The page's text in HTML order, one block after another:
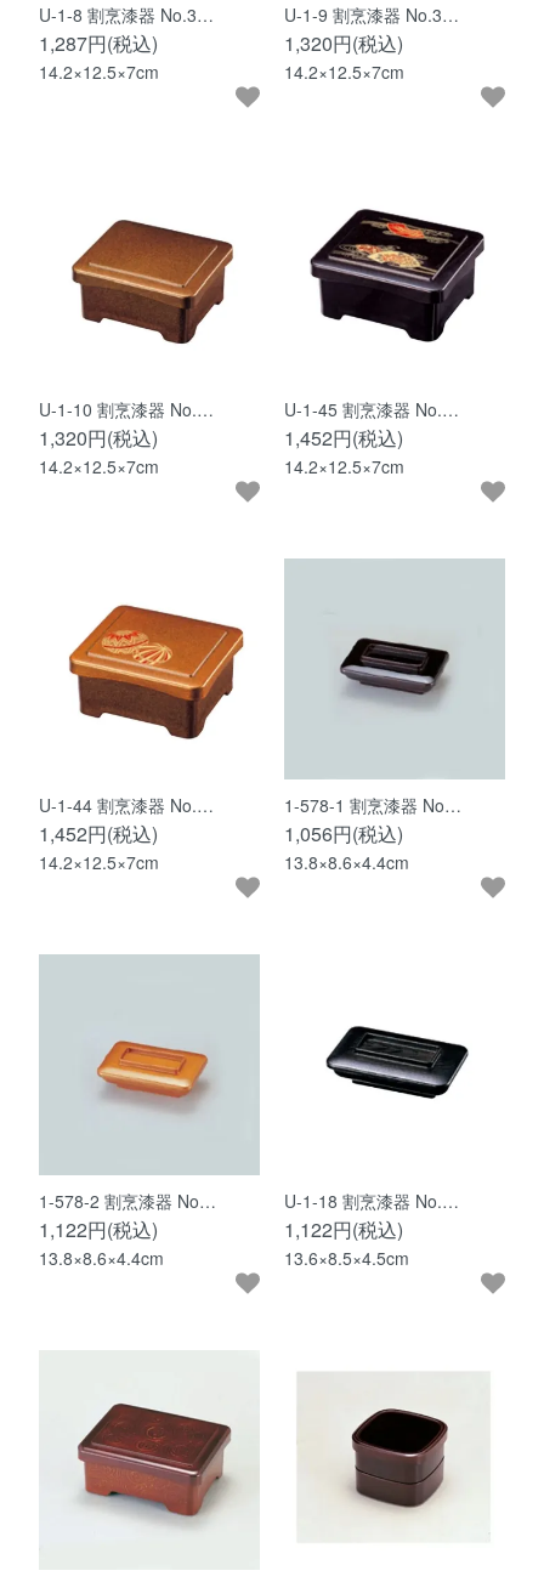
U-1-8 割烹漆器 No.3…
1,287円(税込)
14.2×12.5×7cm
U-1-9 割烹漆器 No.3…
1,320円(税込)
14.2×12.5×7cm
U-1-10 割烹漆器 No.…
1,320円(税込)
14.2×12.5×7cm
U-1-45 割烹漆器 No.…
1,452円(税込)
14.2×12.5×7cm
U-1-44 割烹漆器 No.…
1,452円(税込)
14.2×12.5×7cm
1-578-1 割烹漆器 No…
1,056円(税込)
13.8×8.6×4.4cm
1-578-2 割烹漆器 No…
1,122円(税込)
13.8×8.6×4.4cm
U-1-18 割烹漆器 No.…
1,122円(税込)
13.6×8.5×4.5cm